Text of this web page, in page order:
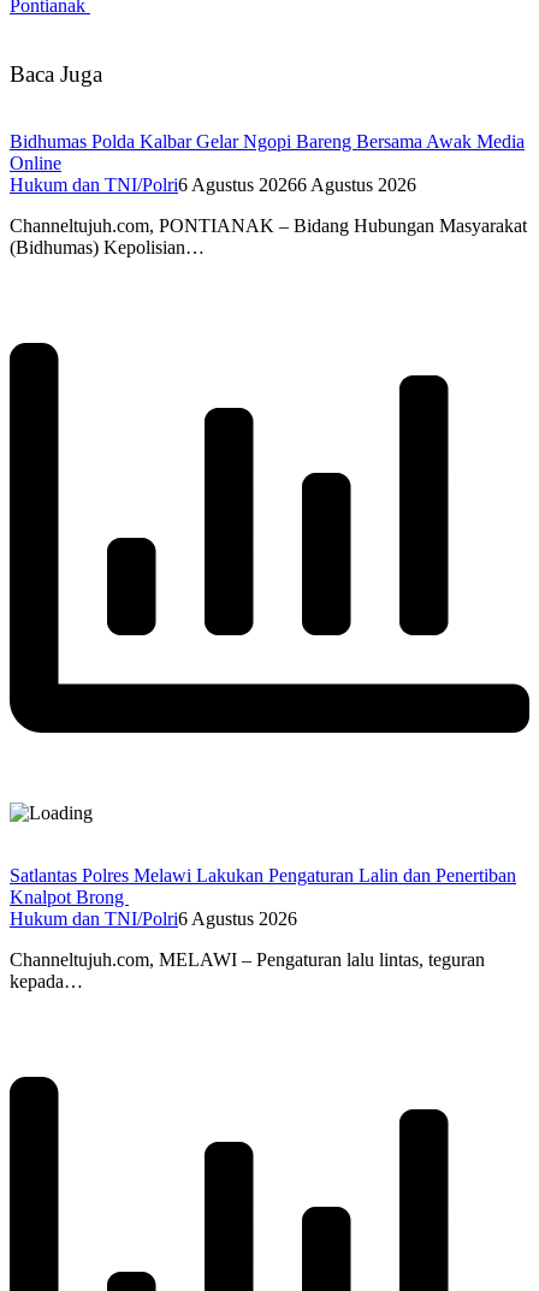
Pontianak
Baca Juga
Bidhumas Polda Kalbar Gelar Ngopi Bareng Bersama Awak Media
Online
Hukum dan TNI/Polri6 Agustus 20266 Agustus 2026
Channeltujuh.com, PONTIANAK – Bidang Hubungan Masyarakat
(Bidhumas) Kepolisian…
Satlantas Polres Melawi Lakukan Pengaturan Lalin dan Penertiban
Knalpot Brong
Hukum dan TNI/Polri6 Agustus 2026
Channeltujuh.com, MELAWI – Pengaturan lalu lintas, teguran
kepada…